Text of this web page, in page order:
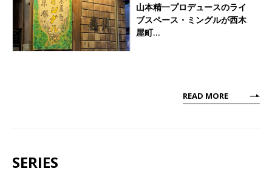
山本精一プロデュースのライ
ブスペース・ミングルが西木
屋町…
READ MORE
SERIES